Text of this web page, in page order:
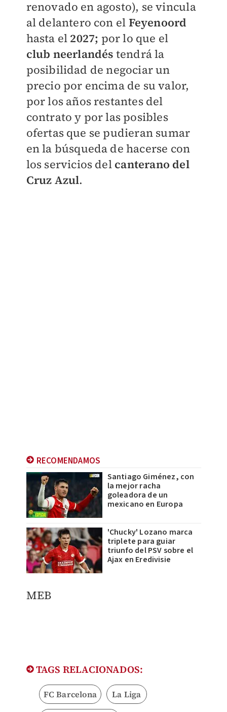
renovado en agosto), se vincula
al delantero con el Feyenoord
hasta el 2027; por lo que el
club neerlandés tendrá la
posibilidad de negociar un
precio por encima de su valor,
por los años restantes del
contrato y por las posibles
ofertas que se pudieran sumar
en la búsqueda de hacerse con
los servicios delcanterano del
Cruz Azul.
RECOMENDAMOS
Santiago Giménez, con
la mejor racha
goleadora de un
mexicano en Europa
'Chucky' Lozano marca
triplete para guiar
triunfo del PSV sobre el
Ajax en Eredivisie
​MEB
TAGS RELACIONADOS:
FC Barcelona La Liga